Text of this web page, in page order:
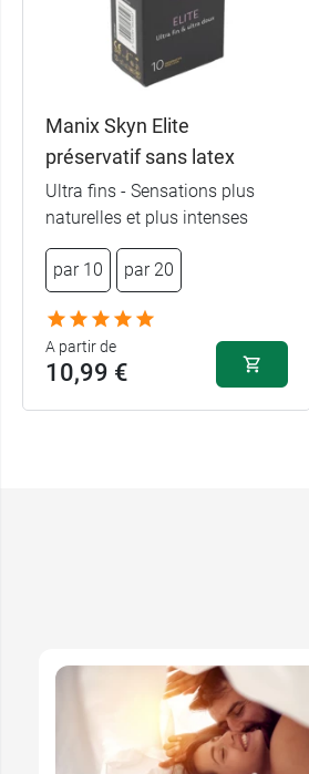
Manix Skyn Elite
préservatif sans latex
Ultra fins - Sensations plus
naturelles et plus intenses
par 10 par 20
A partir de
10,99 €